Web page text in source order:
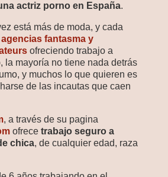
actriz porno en España.
está más de moda, y cada
agencias fantasma y
ofreciendo trabajo a
la mayoría no tiene nada detrás
y muchos lo que quieren es
de las incautas que caen
, a través de su pagina
ofrece trabajo seguro a
chica, de cualquier edad, raza